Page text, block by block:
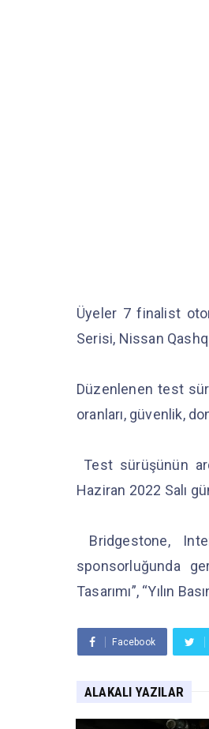
Üyeler 7 finalist
Serisi, Nissan
Düzenlenen test
oranları, güvenlik,
Test sürüşünün
Haziran 2022 Salı
Bridgestone,
sponsorluğunda
Tasarımı”, “Yılın
Facebook
ALAKALI YAZILAR